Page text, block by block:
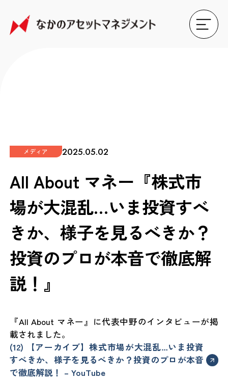
メディア 2025.05.02
All About マネー『株式市
場が大混乱…いま投資すべ
きか、様子を見るべきか？
投資のプロが本音で徹底解
説！』
『All About マネー』に代表中野のインタビューが掲
載されました。
(12) 【アーカイブ】株式市場が大混乱…いま投資
すべきか、様子を見るべきか？投資のプロが本音
で徹底解説！ – YouTube